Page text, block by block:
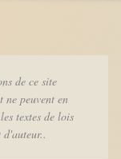
de ce site
peuvent en
textes de lois